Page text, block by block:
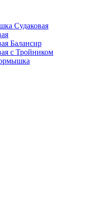
Судаковая
Балансир
с Тройником